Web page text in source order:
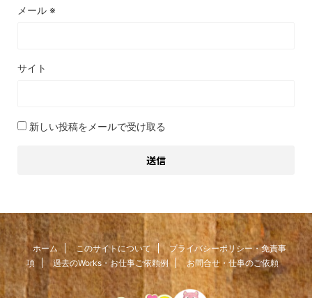
メール ※
サイト
新しい投稿をメールで受け取る
ホーム このサイトについて
プライバシーポリシー・免責事
項
過去のWorks・お仕事ご依頼例 お問合せ・仕事のご依頼